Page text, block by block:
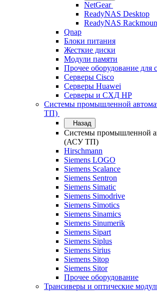
NetGear
ReadyNAS Desktop
ReadyNAS
Qnap
Блоки питания
Жесткие диски
Модули памяти
Прочее оборудование для
Серверы Cisco
Серверы Huawei
Серверы и СХД HP
Системы промышленной
ТП)
Назад
Системы промышленной
(АСУ ТП)
Hirschmann
Siemens LOGO
Siemens Scalance
Siemens Sentron
Siemens Simatic
Siemens Simodrive
Siemens Simotics
Siemens Sinamics
Siemens Sinumerik
Siemens Sipart
Siemens Siplus
Siemens Sirius
Siemens Sitop
Siemens Sitor
Прочее оборудование
Трансиверы и оптические